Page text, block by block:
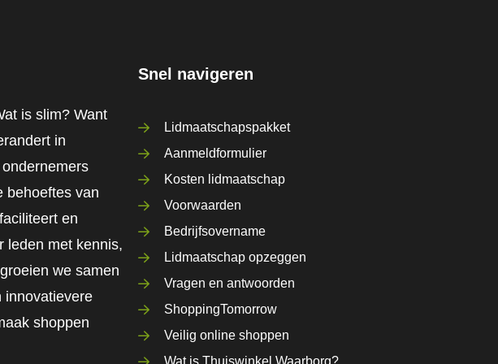
is slim? Want
in
behoeftes van
en
leden met kennis,
we samen
innovatievere
shoppen
Snel navigeren
Lidmaatschapspakket
Aanmeldformulier
Kosten lidmaatschap
Voorwaarden
Bedrijfsovername
Lidmaatschap opzeggen
Vragen en antwoorden
ShoppingTomorrow
Veilig online shoppen
Wat is Thuiswinkel Waarborg?